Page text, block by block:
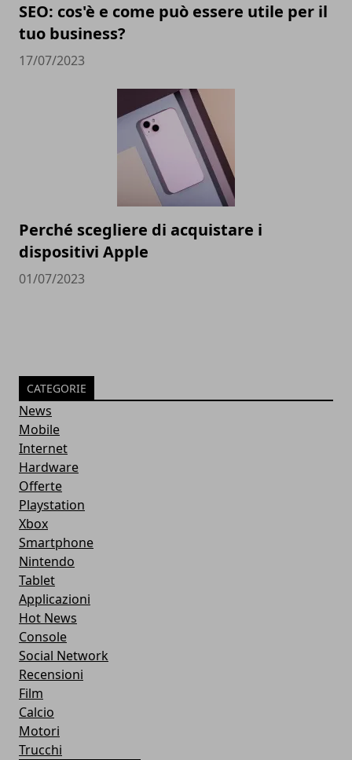
SEO: cos'è e come può essere utile per il
tuo business?
17/07/2023
Perché scegliere di acquistare i
dispositivi Apple
01/07/2023
CATEGORIE
News
Mobile
Internet
Hardware
Offerte
Playstation
Xbox
Smartphone
Nintendo
Tablet
Applicazioni
Hot News
Console
Social Network
Recensioni
Film
Calcio
Motori
Trucchi